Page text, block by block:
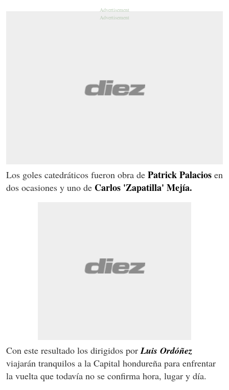
Los goles catedráticos fueron obra de Patrick Palacios en
dos ocasiones y uno de Carlos 'Zapatilla' Mejía.
Con este resultado los dirigidos porLuis Ordóñez
viajarán tranquilos a la Capital hondureña para enfrentar
la vuelta que todavía no se confirma hora, lugar y día.